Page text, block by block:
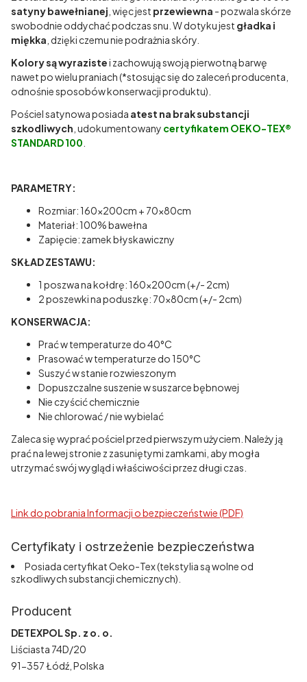
satyny bawełnianej , więc jest przewiewna - pozwala skórze
swobodnie oddychać podczas snu. W dotyku jest gładka i
miękka , dzięki czemu nie podrażnia skóry.
Kolory są wyrazistei zachowują swoją pierwotną barwę
nawet po wielu praniach (*stosując się do zaleceń producenta,
odnośnie sposobów konserwacji produktu).
Pościel satynowa posiada atest na brak substancji
szkodliwych , udokumentowany certyfikatem OEKO-TEX®
STANDARD 100
PARAMETRY:
Rozmiar: 160x200cm + 70x80cm
Materiał: 100% bawełna
Zapięcie: zamek błyskawiczny
SKŁAD ZESTAWU:
1 poszwa na kołdrę: 160x200cm (+/- 2cm)
2 poszewki na poduszkę: 70x80cm (+/- 2cm)
KONSERWACJA:
Prać w temperaturze do 40°C
Prasować w temperaturze do 150°C
Suszyć w stanie rozwieszonym
Dopuszczalne suszenie w suszarce bębnowej
Nie czyścić chemicznie
Nie chlorować / nie wybielać
Zaleca się wyprać pościel przed pierwszym użyciem. Należy ją
prać na lewej stronie z zasuniętymi zamkami, aby mogła
utrzymać swój wygląd i właściwości przez długi czas.
Link do pobrania Informacji o bezpieczeństwie (PDF)
Certyfikaty i ostrzeżenie bezpieczeństwa
Posiada certyfikat Oeko-Tex (tekstylia są wolne od
szkodliwych substancji chemicznych).
Producent
DETEXPOL Sp. z o. o.
Liściasta 74D/20
91-357 Łódź, Polska